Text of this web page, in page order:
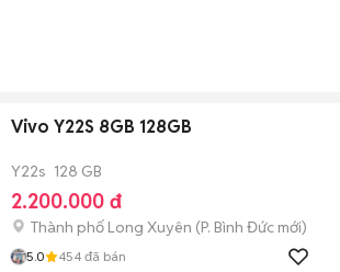
Vivo Y22S 8GB 128GB
Y22s 128 GB
2.200.000 đ
Thành phố Long Xuyên (P. Bình Đức mới)
5.0 454 đã bán